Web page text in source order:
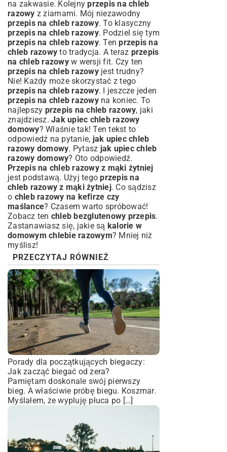
na zakwasie. Kolejnyprzepis na chleb
razowy z ziarnami. Mój niezawodny
przepis na chleb razowy. To klasyczny
przepis na chleb razowy. Podziel się tym
przepis na chleb razowy. Tenprzepis na
chleb razowy to tradycja. A teraz przepis
na chleb razowyw wersji fit. Czy ten
przepis na chleb razowyjest trudny?
Nie! Każdy może skorzystać z tego
przepis na chleb razowy. I jeszcze jeden
przepis na chleb razowyna koniec. To
najlepszy przepis na chleb razowy, jaki
znajdziesz. Jak upiec chleb razowy
domowy? Właśnie tak! Ten tekst to
odpowiedź na pytanie, jak upiec chleb
razowy domowy. Pytasz jak upiec chleb
razowy domowy? Oto odpowiedź.
Przepis na chleb razowy z mąki żytniej
jest podstawą. Użyj tegoprzepis na
chleb razowy z mąki żytniej. Co sądzisz
o chleb razowy na kefirze czy
maślance? Czasem warto spróbować!
Zobacz ten chleb bezglutenowy przepis.
Zastanawiasz się, jakie są kalorie w
domowym chlebie razowym? Mniej niż
myślisz!
PRZECZYTAJ RÓWNIEŻ
Porady dla początkujących biegaczy:
Jak zacząć biegać od zera?
Pamiętam doskonale swój pierwszy
bieg. A właściwie próbę biegu. Koszmar.
Myślałem, że wypluję płuca po […]